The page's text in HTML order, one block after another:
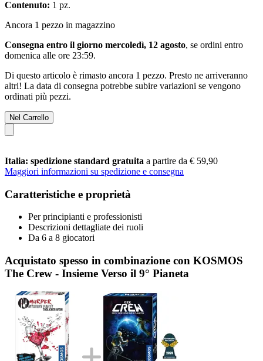
Contenuto: 1 pz.
Ancora 1 pezzo in magazzino
Consegna entro il giorno mercoledì, 12 agosto, se ordini entro
domenica alle ore 23:59.
Di questo articolo è rimasto ancora 1 pezzo. Presto ne arriveranno
altri! La data di consegna potrebbe subire variazioni se vengono
ordinati più pezzi.
Nel Carrello
Italia: spedizione standard gratuita a partire da € 59,90
Maggiori informazioni su spedizione e consegna
Caratteristiche e proprietà
Per principianti e professionisti
Descrizioni dettagliate dei ruoli
Da 6 a 8 giocatori
Acquistato spesso in combinazione con KOSMOS
The Crew - Insieme Verso il 9° Pianeta